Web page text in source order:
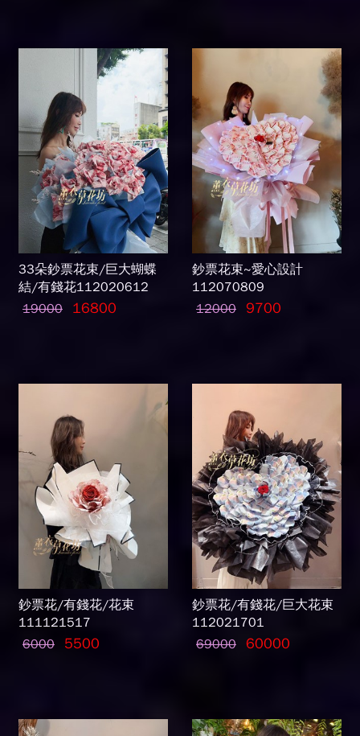
33朵鈔票花束/巨大蝴蝶
結/有錢花112020612
19000
16800
鈔票花束~愛心設計
112070809
12000 9700
鈔票花/有錢花/花束
111121517
6000
5500
鈔票花/有錢花/巨大花束
112021701
69000 60000